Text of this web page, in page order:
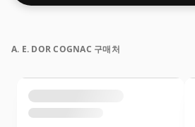
A. E. DOR COGNAC 구매처